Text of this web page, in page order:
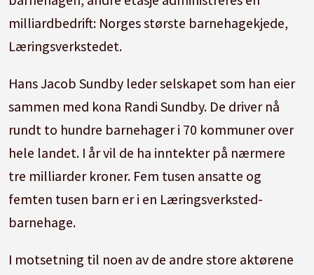
milliardbedrift: Norges største barnehagekjede,
Læringsverkstedet.
Hans Jacob Sundby leder selskapet som han eier
sammen med kona Randi Sundby. De driver nå
rundt to hundre barnehager i 70 kommuner over
hele landet. I år vil de ha inntekter på nærmere
tre milliarder kroner. Fem tusen ansatte og
femten tusen barn er i en Læringsverksted-
barnehage.
I motsetning til noen av de andre store aktørene